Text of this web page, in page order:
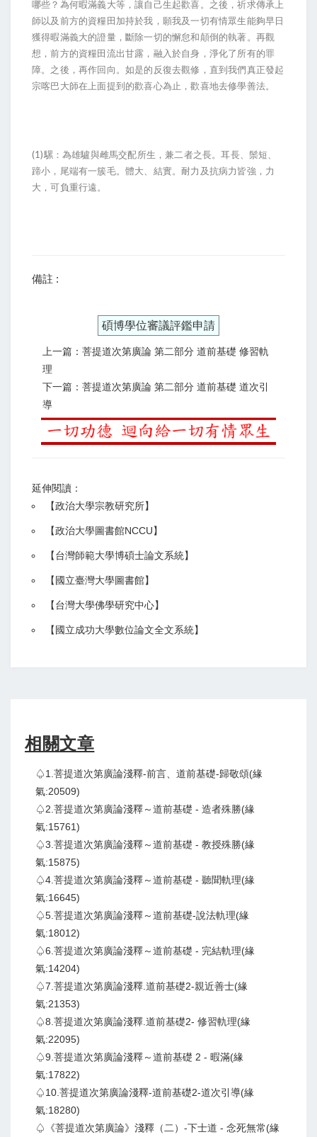
哪些？為何暇滿義大等，讓自己生起歡喜。之後，祈求傳承上
師以及前方的資糧田加持於我，願我及一切有情眾生能夠早日
獲得暇滿義大的證量，斷除一切的懈怠和顛倒的執著。再觀
想，前方的資糧田流出甘露，融入於自身，淨化了所有的罪
障。之後，再作回向。如是的反復去觀修，直到我們真正發起
宗喀巴大師在上面提到的歡喜心為止，歡喜地去修學善法。
(1)騾：為雄驢與雌馬交配所生，兼二者之長。耳長、鬃短、
蹄小，尾端有一簇毛。體大、結實。耐力及抗病力皆強，力
大，可負重行遠。
備註 :
碩博學位審議評鑑申請
上一篇：菩提道次第廣論 第二部分 道前基礎 修習軌
理
下一篇：菩提道次第廣論 第二部分 道前基礎 道次引
導
延伸閱讀：
【政治大學宗教研究所】
【政治大學圖書館NCCU】
【台灣師範大學博碩士論文系統】
【 國立臺灣大學圖書館】
【台灣大學佛學研究中心】
【 國立成功大學數位論文全文系統】
相關文章
♤1.菩提道次第廣論淺釋-前言、道前基礎-歸敬頌(緣
氣:20509)
♤2.菩提道次第廣論淺釋～道前基礎 - 造者殊勝(緣
氣:15761)
♤3.菩提道次第廣論淺釋～道前基礎 - 教授殊勝(緣
氣:15875)
♤4.菩提道次第廣論淺釋～道前基礎 - 聽聞軌理(緣
氣:16645)
♤5.菩提道次第廣論淺釋～道前基礎-說法軌理(緣
氣:18012)
♤6.菩提道次第廣論淺釋～道前基礎 - 完結軌理(緣
氣:14204)
♤7.菩提道次第廣論淺釋.道前基礎2-親近善士(緣
氣:21353)
♤8.菩提道次第廣論淺釋.道前基礎2- 修習軌理(緣
氣:22095)
♤9.菩提道次第廣論淺釋～道前基礎 2 - 暇滿(緣
氣:17822)
♤10.菩提道次第廣論淺釋-道前基礎2-道次引導(緣
氣:18280)
♤《菩提道次第廣論》淺釋（二）-下士道 - 念死無常(緣